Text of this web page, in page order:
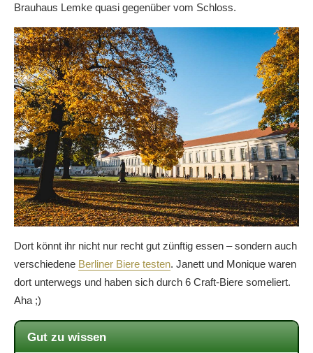
Brauhaus Lemke quasi gegenüber vom Schloss.
Dort könnt ihr nicht nur recht gut zünftig essen – sondern auch
verschiedene Berliner Biere testen. Janett und Monique waren
dort unterwegs und haben sich durch 6 Craft-Biere someliert.
Aha ;)
Gut zu wissen